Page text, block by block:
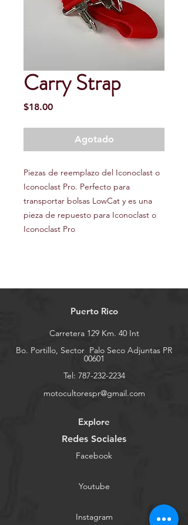
Carry Strap
$18.00Precio
Agotado
Piezas de reemplazo del Iconoclast o
Iconoclast Pro. Perfecto para
transportar bolsas LowCat y es una
pieza de repuesto para Iconoclast o
Iconoclast Pro
Puerto Rico
Carretera 129 Km. 40 Int
Bo. Portillo, Sector Palo Seco Adjuntas PR
00601
Tel: 787-232-2234
motocultorespr@gmail.com
Explore
Redes Sociales
Facebook
Youtube
Instagram